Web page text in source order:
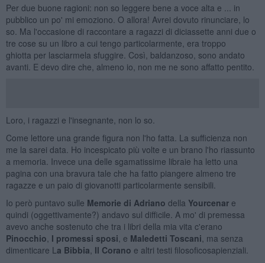
Per due buone ragioni: non so leggere bene a voce alta e ... in
pubblico un po' mi emoziono. O allora! Avrei dovuto rinunciare, lo
so. Ma l'occasione di raccontare a ragazzi di diciassette anni due o
tre cose su un libro a cui tengo particolarmente, era troppo
ghiotta per lasciarmela sfuggire. Così, baldanzoso, sono andato
avanti. E devo dire che, almeno io, non me ne sono affatto pentito.
Loro, i ragazzi e l'insegnante, non lo so.
Come lettore una grande figura non l'ho fatta. La sufficienza non
me la sarei data. Ho incespicato più volte e un brano l'ho riassunto
a memoria. Invece una delle sgamatissime libraie ha letto una
pagina con una bravura tale che ha fatto piangere almeno tre
ragazze e un paio di giovanotti particolarmente sensibili.
Io però puntavo sulle Memorie di Adriano della Yourcenare
quindi (oggettivamente?) andavo sul difficile. A mo' di premessa
avevo anche sostenuto che tra i libri della mia vita c'erano
Pinocchio I promessi sposi , e Maledetti Toscani , ma senza
dimenticare L a Bibbia Il Corano e altri testi filosofico­sapienziali.